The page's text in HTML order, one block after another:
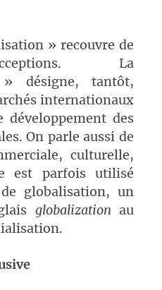
» recouvre de
La
désigne, tantôt,
internationaux
développement des
On parle aussi de
culturelle,
est parfois utilisé
globalisation, un
globalization au